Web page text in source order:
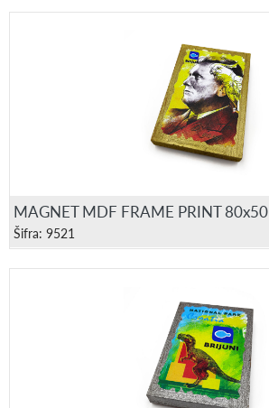
MAGNET MDF FRAME PRINT 80x50
Šifra: 9521